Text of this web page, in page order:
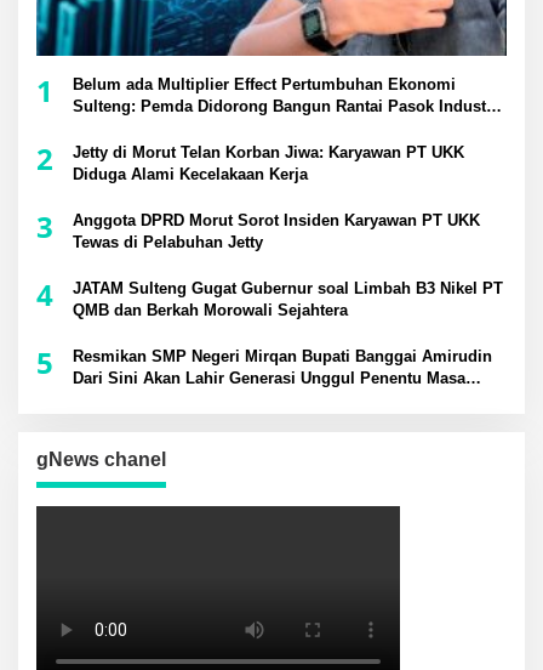
1
Belum ada Multiplier Effect Pertumbuhan Ekonomi
Sulteng: Pemda Didorong Bangun Rantai Pasok Industri
2
Jetty di Morut Telan Korban Jiwa: Karyawan PT UKK
Diduga Alami Kecelakaan Kerja
3
Anggota DPRD Morut Sorot Insiden Karyawan PT UKK
Tewas di Pelabuhan Jetty
4
JATAM Sulteng Gugat Gubernur soal Limbah B3 Nikel PT
QMB dan Berkah Morowali Sejahtera
5
Resmikan SMP Negeri Mirqan Bupati Banggai Amirudin
Dari Sini Akan Lahir Generasi Unggul Penentu Masa
gNews chanel